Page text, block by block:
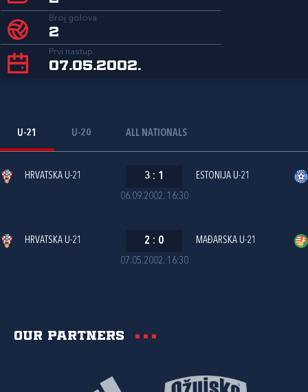
Broj golova
2
Prvi nastup
07.05.2002.
U-21 U-20 ALL NATIONALS
06.09.2002. 16:30
HRVATSKA U-21 3 : 1 ESTONIJA U-21
07.05.2002. 16:30
HRVATSKA U-21 2 : 0 MAĐARSKA U-21
Our partners